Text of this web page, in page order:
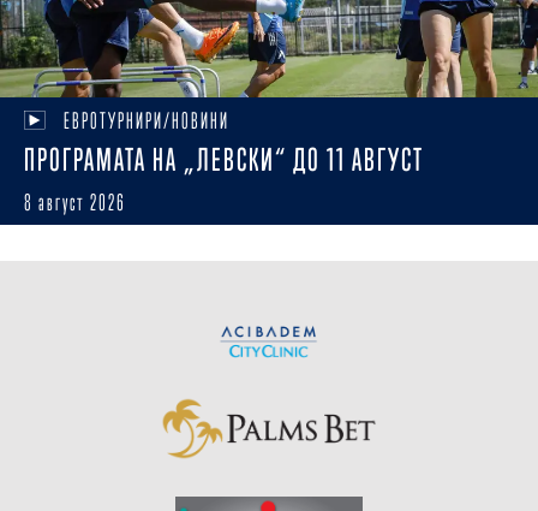
ЕВРОТУРНИРИ/НОВИНИ
ПРОГРАМАТА НА „ЛЕВСКИ“ ДО 11 АВГУСТ
8 август 2026